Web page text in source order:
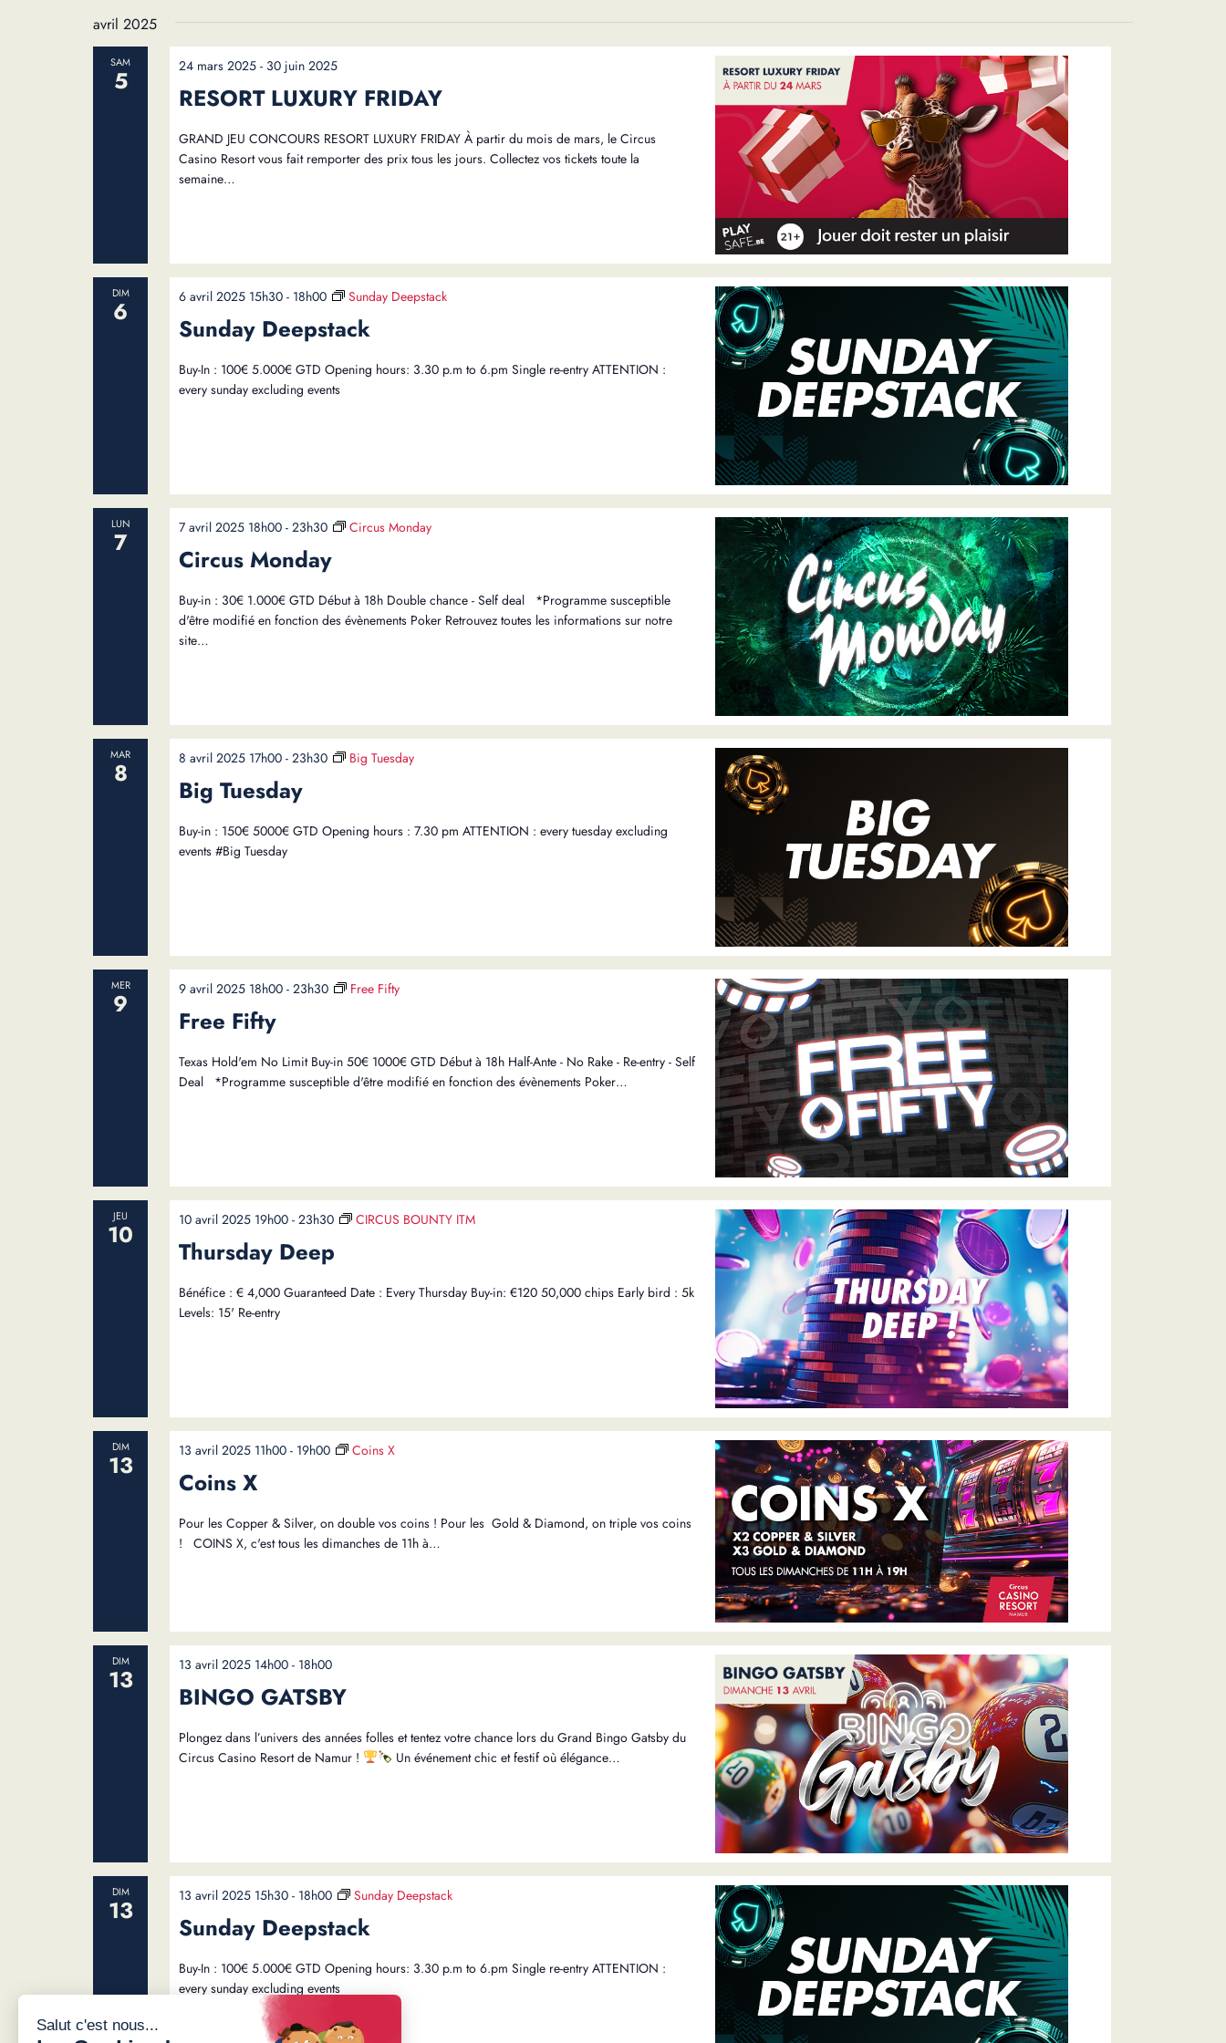
Évènements
formulaire
entraînera
l'actualisation
résultats
filtrés.
date.
avril 2025
SAM
5
RESORT LUXURY FRIDAY
24 mars 2025 - 30 juin 2025
GRAND JEU CONCOURS RESORT LUXURY FRIDAY À partir du mois de mars, le Circus
Casino Resort vous fait remporter des prix tous les jours. Collectez vos tickets toute la
semaine…
DIM
6
Sunday Deepstack
6 avril 2025 15h30 - 18h00 Sunday Deepstack
Buy-In : 100€ 5.000€ GTD Opening hours: 3.30 p.m to 6.pm Single re-entry ATTENTION :
every sunday excluding events
LUN
7
Circus Monday
7 avril 2025 18h00 - 23h30 Circus Monday
Buy-in : 30€ 1.000€ GTD Début à 18h Double chance - Self deal *Programme susceptible
d'être modifié en fonction des évènements Poker Retrouvez toutes les informations sur notre
site…
MAR
8
Big Tuesday
8 avril 2025 17h00 - 23h30 Big Tuesday
Buy-in : 150€ 5000€ GTD Opening hours : 7.30 pm ATTENTION : every tuesday excluding
events #Big Tuesday
MER
9
Free Fifty
9 avril 2025 18h00 - 23h30 Free Fifty
Texas Hold'em No Limit Buy-in 50€ 1000€ GTD Début à 18h Half-Ante - No Rake - Re-entry - Self
Deal *Programme susceptible d'être modifié en fonction des évènements Poker…
JEU
10
Thursday Deep
10 avril 2025 19h00 - 23h30 CIRCUS BOUNTY ITM
Bénéfice : € 4,000 Guaranteed Date : Every Thursday Buy-in: €120 50,000 chips Early bird : 5k
Levels: 15' Re-entry
DIM
13
Coins X
13 avril 2025 11h00 - 19h00 Coins X
Pour les Copper & Silver, on double vos coins ! Pour les Gold & Diamond, on triple vos coins
! COINS X, c'est tous les dimanches de 11h à…
DIM
13
BINGO GATSBY
13 avril 2025 14h00 - 18h00
Plongez dans l’univers des années folles et tentez votre chance lors du Grand Bingo Gatsby du
Circus Casino Resort de Namur !
Un événement chic et festif où élégance…
DIM
13
Sunday Deepstack
13 avril 2025 15h30 - 18h00 Sunday Deepstack
Buy-In : 100€ 5.000€ GTD Opening hours: 3.30 p.m to 6.pm Single re-entry ATTENTION :
every sunday excluding events